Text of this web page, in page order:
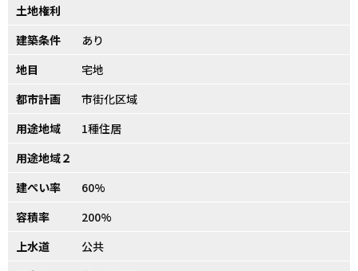
土地権利
建築条件
あり
地目
宅地
都市計画
市街化区域
用途地域
1種住居
用途地域２
建ぺい率
60%
容積率
200%
上水道
公共